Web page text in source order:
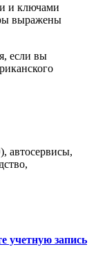
и ключами
выражены
если вы
автосервисы,
учетную запись